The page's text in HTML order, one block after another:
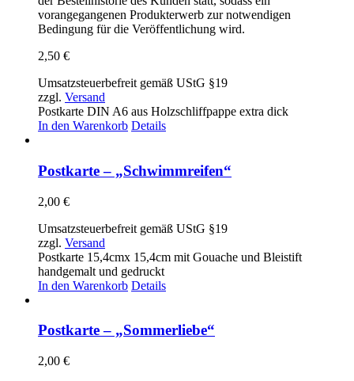
vorangegangenen Produkterwerb zur notwendigen
Bedingung für die Veröffentlichung wird.
2,50 €
Umsatzsteuerbefreit gemäß UStG §19
zzgl. Versand
Postkarte DIN A6 aus Holzschliffpappe extra dick
In den Warenkorb Details
Postkarte – „Schwimmreifen“
2,00 €
Umsatzsteuerbefreit gemäß UStG §19
zzgl. Versand
Postkarte 15,4cmx 15,4cm mit Gouache und Bleistift
handgemalt und gedruckt
In den Warenkorb Details
Postkarte – „Sommerliebe“
2,00 €